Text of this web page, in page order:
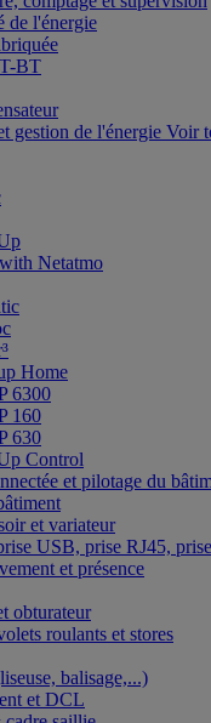
de l'énergie
BT
gestion de l'énergie Voir
Netatmo
Home
6300
160
630
Control
et pilotage du
et variateur
USB, prise RJ45,
et présence
obturateur
roulants et stores
balisage,...)
et DCL